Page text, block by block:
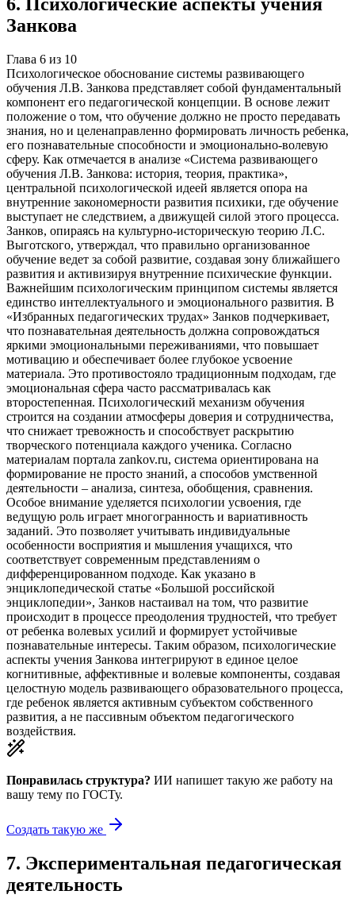
Занкова
Глава 6 из 10
Психологическое обоснование системы развивающего
обучения Л.В. Занкова представляет собой фундаментальный
компонент его педагогической концепции. В основе лежит
положение о том, что обучение должно не просто передавать
знания, но и целенаправленно формировать личность ребенка,
его познавательные способности и эмоционально-волевую
сферу. Как отмечается в анализе «Система развивающего
обучения Л.В. Занкова: история, теория, практика»,
центральной психологической идеей является опора на
внутренние закономерности развития психики, где обучение
выступает не следствием, а движущей силой этого процесса.
Занков, опираясь на культурно-историческую теорию Л.С.
Выготского, утверждал, что правильно организованное
обучение ведет за собой развитие, создавая зону ближайшего
развития и активизируя внутренние психические функции.
Важнейшим психологическим принципом системы является
единство интеллектуального и эмоционального развития. В
«Избранных педагогических трудах» Занков подчеркивает,
что познавательная деятельность должна сопровождаться
яркими эмоциональными переживаниями, что повышает
мотивацию и обеспечивает более глубокое усвоение
материала. Это противостояло традиционным подходам, где
эмоциональная сфера часто рассматривалась как
второстепенная. Психологический механизм обучения
строится на создании атмосферы доверия и сотрудничества,
что снижает тревожность и способствует раскрытию
творческого потенциала каждого ученика. Согласно
материалам портала zankov.ru, система ориентирована на
формирование не просто знаний, а способов умственной
деятельности – анализа, синтеза, обобщения, сравнения.
Особое внимание уделяется психологии усвоения, где
ведущую роль играет многогранность и вариативность
заданий. Это позволяет учитывать индивидуальные
особенности восприятия и мышления учащихся, что
соответствует современным представлениям о
дифференцированном подходе. Как указано в
энциклопедической статье «Большой российской
энциклопедии», Занков настаивал на том, что развитие
происходит в процессе преодоления трудностей, что требует
от ребенка волевых усилий и формирует устойчивые
познавательные интересы. Таким образом, психологические
аспекты учения Занкова интегрируют в единое целое
когнитивные, аффективные и волевые компоненты, создавая
целостную модель развивающего образовательного процесса,
где ребенок является активным субъектом собственного
развития, а не пассивным объектом педагогического
воздействия.
Понравилась структура? ИИ напишет такую же работу на
вашу тему по ГОСТу.
Создать такую же
7. Экспериментальная педагогическая
деятельность